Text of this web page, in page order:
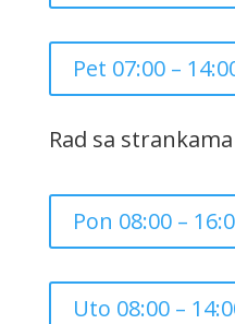
Pet 07:00 –
Rad sa strankama
Pon 08:00 –
Uto 08:00 –